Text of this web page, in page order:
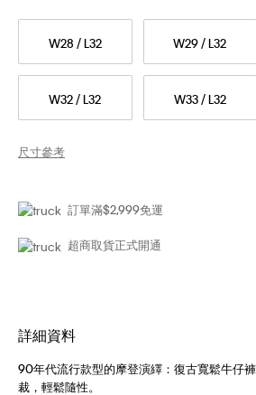
W28 / L32 W29 / L32
W32 / L32 W33 / L32
尺寸參考
訂單滿$2,999免運
超商取貨正式開通
詳細資料
90年代流行款型的摩登演繹：復古寬鬆牛仔
裁，輕鬆隨性。